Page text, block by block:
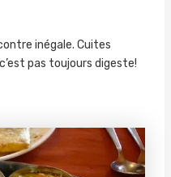
inégale. Cuites
pas toujours digeste!